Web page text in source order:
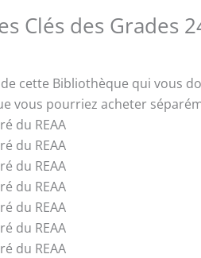
Clés des Grades
:
€.
cette Bibliothèque qui vous
vous pourriez acheter
du REAA
du REAA
du REAA
du REAA
du REAA
du REAA
du REAA